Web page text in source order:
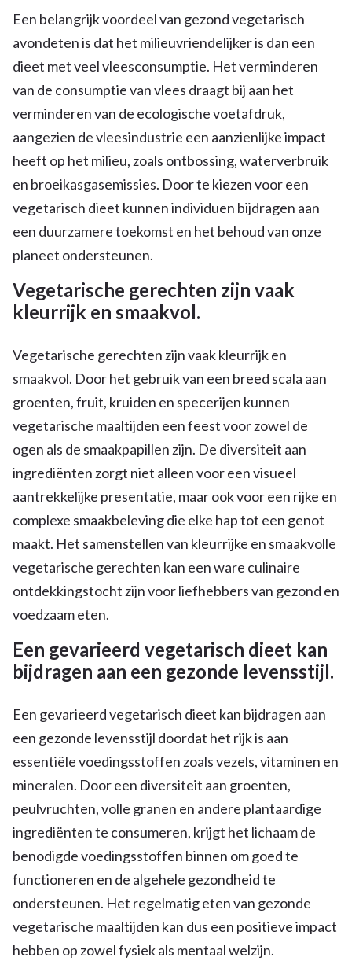
Een belangrijk voordeel van gezond vegetarisch
avondeten is dat het milieuvriendelijker is dan een
dieet met veel vleesconsumptie. Het verminderen
van de consumptie van vlees draagt bij aan het
verminderen van de ecologische voetafdruk,
aangezien de vleesindustrie een aanzienlijke impact
heeft op het milieu, zoals ontbossing, waterverbruik
en broeikasgasemissies. Door te kiezen voor een
vegetarisch dieet kunnen individuen bijdragen aan
een duurzamere toekomst en het behoud van onze
planeet ondersteunen.
Vegetarische gerechten zijn vaak
kleurrijk en smaakvol.
Vegetarische gerechten zijn vaak kleurrijk en
smaakvol. Door het gebruik van een breed scala aan
groenten, fruit, kruiden en specerijen kunnen
vegetarische maaltijden een feest voor zowel de
ogen als de smaakpapillen zijn. De diversiteit aan
ingrediënten zorgt niet alleen voor een visueel
aantrekkelijke presentatie, maar ook voor een rijke en
complexe smaakbeleving die elke hap tot een genot
maakt. Het samenstellen van kleurrijke en smaakvolle
vegetarische gerechten kan een ware culinaire
ontdekkingstocht zijn voor liefhebbers van gezond en
voedzaam eten.
Een gevarieerd vegetarisch dieet kan
bijdragen aan een gezonde levensstijl.
Een gevarieerd vegetarisch dieet kan bijdragen aan
een gezonde levensstijl doordat het rijk is aan
essentiële voedingsstoffen zoals vezels, vitaminen en
mineralen. Door een diversiteit aan groenten,
peulvruchten, volle granen en andere plantaardige
ingrediënten te consumeren, krijgt het lichaam de
benodigde voedingsstoffen binnen om goed te
functioneren en de algehele gezondheid te
ondersteunen. Het regelmatig eten van gezonde
vegetarische maaltijden kan dus een positieve impact
hebben op zowel fysiek als mentaal welzijn.